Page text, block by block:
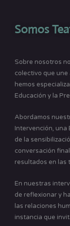
Somos
Sobre nosotros
colectivo que
hemos
Educación y la
Abordamos
Intervención, una
de la
conversación
resultados en las
En nuestras
de reflexionar y
las relaciones
instancia que